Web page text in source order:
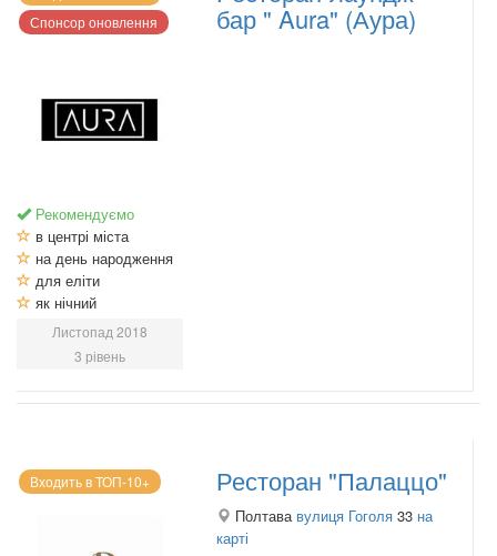
Спонсор оновлення
Рекомендуємо
в центрі міста
на день народження
для еліти
як нічний
Листопад 2018
3 рівень
бар " Aura" (Аура)
Входить в ТОП-10+ Ресторан "Палаццо"
Полтава вулиця Гоголя 33 на
карті